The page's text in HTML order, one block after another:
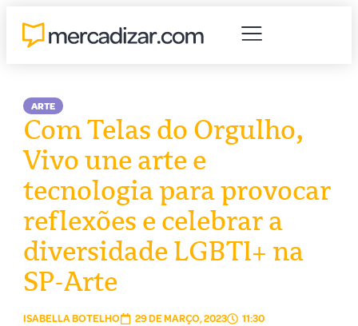
ARTE
Com Telas do Orgulho,
Vivo une arte e
tecnologia para provocar
reflexões e celebrar a
diversidade LGBTI+ na
SP-Arte
ISABELLA BOTELHO 29 DE MARÇO, 2023 11:30